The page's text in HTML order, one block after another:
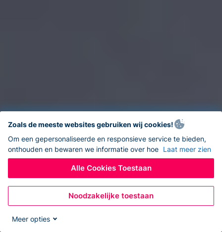
Zoals de meeste websites gebruiken wij cookies!
Om een gepersonaliseerde en responsieve service te bieden,
onthouden en bewaren we informatie over hoe Laat meer zien
Alle Cookies Toestaan
Noodzakelijke toestaan
Meer opties